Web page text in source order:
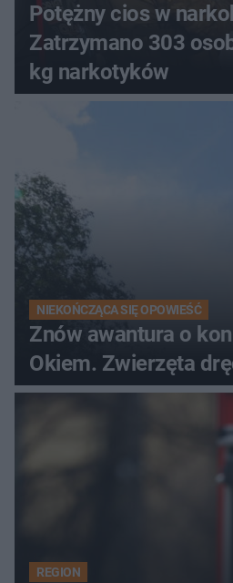
Potężny cios w
Zatrzymano 303 osoby i przejęto 72
kg narkotyków
NIEKOŃCZĄCA SIĘ OPOWIEŚĆ
Znów awantura o
Okiem. Zwierzęta
REGION